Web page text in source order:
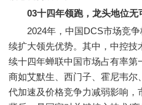
03十四年领跑，龙头地位
2024年，中国DCS市场竞争
续扩大领先优势。其中，中控技
续十四年蝉联中国市场占有率
商如艾默生、西门子、霍尼韦
代加速及价格竞争力减弱影响